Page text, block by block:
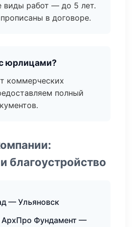
виды работ — до 5 лет.
в договоре.
юрлицами?
коммерческих
полный
благоустройство
— Ульяновск
АрхПро Фундамент —